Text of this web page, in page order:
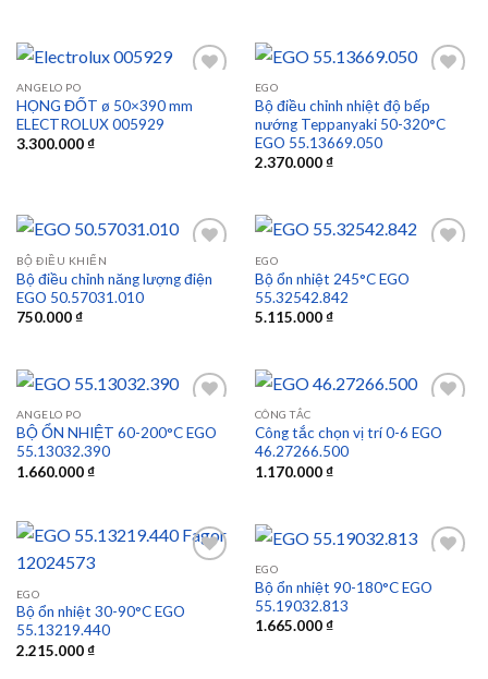
ANGELO PO
HỌNG ĐỐT ø 50×390 mm
ELECTROLUX 005929
3.300.000₫
Add to
EGO
Bộ điều chỉnh nhiệt độ bếp
nướng Teppanyaki 50-320°C
EGO 55.13669.050
2.370.000₫
BỘ ĐIỀU KHIỂN
Bộ điều chỉnh năng lượng điện
EGO 50.57031.010
750.000₫
EGO
Bộ ổn nhiệt 245°C EGO
55.32542.842
5.115.000₫
ANGELO PO
BỘ ỔN NHIỆT 60-200°C EGO
55.13032.390
1.660.000₫
CÔNG TẮC
Công tắc chọn vị trí 0-6 EGO
46.27266.500
1.170.000₫
Add to
EGO
Bộ ổn nhiệt 30-90°C EGO
55.13219.440
2.215.000₫
EGO
Bộ ổn nhiệt 90-180°C EGO
55.19032.813
1.665.000₫